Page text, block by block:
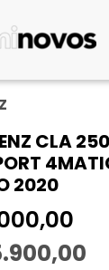
CLA
2020